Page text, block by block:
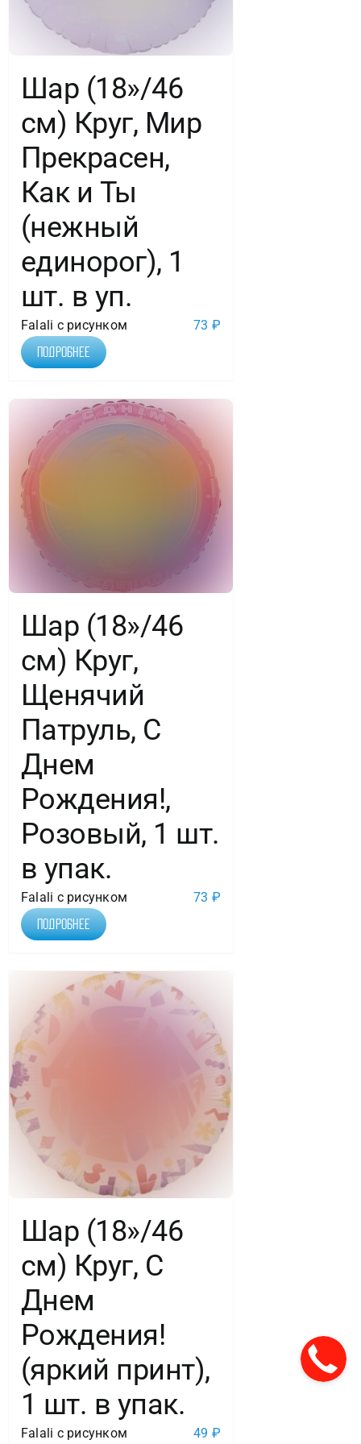
Шар (18»/46
см) Круг, Мир
Прекрасен,
Как и Ты
(нежный
единорог), 1
шт. в уп.
Falali с рисунком 73 ₽
Подробнее
Шар (18»/46
см) Круг,
Щенячий
Патруль, С
Днем
Рождения!,
Розовый, 1 шт.
в упак.
Falali с рисунком 73 ₽
Подробнее
Шар (18»/46
см) Круг, С
Днем
Рождения!
(яркий принт),
1 шт. в упак.
Falali с рисунком 49 ₽